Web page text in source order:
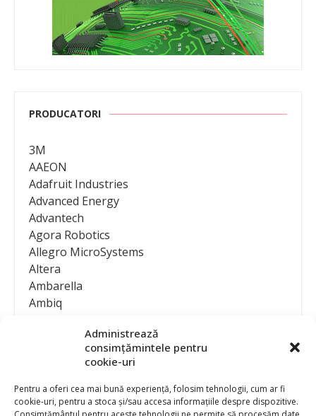
Administrează
consimțămintele pentru
cookie-uri
Pentru a oferi cea mai bună experiență, folosim tehnologii, cum ar fi
cookie-uri, pentru a stoca și/sau accesa informațiile despre dispozitive.
PRODUCATORI
3M
AAEON
Adafruit Industries
Advanced Energy
Advantech
Agora Robotics
Allegro MicroSystems
Altera
Ambarella
Ambiq
Analog Devices
Anritsu Corporation
Ansys
APS